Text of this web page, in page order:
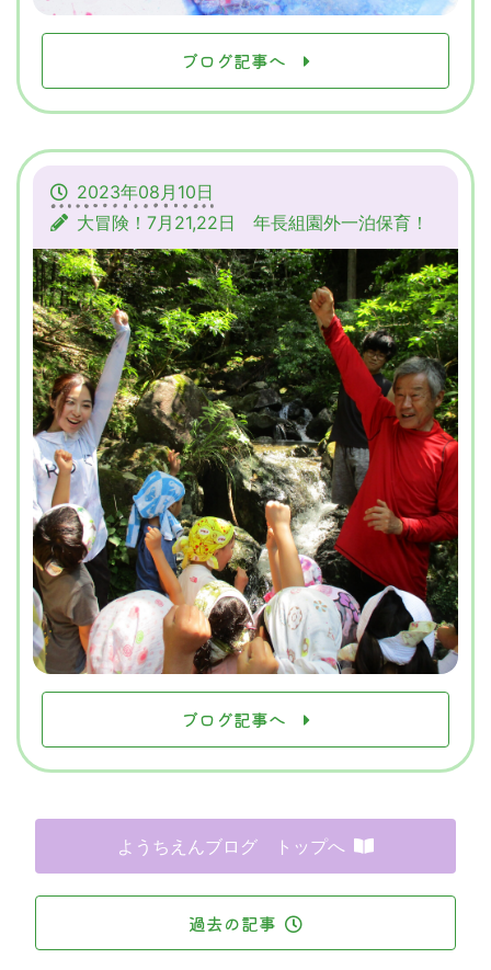
ブログ記事へ
2023年08月10日
大冒険！7月21,22日 年長組園外一泊保育！
ブログ記事へ
ようちえんブログ トップへ
過去の記事